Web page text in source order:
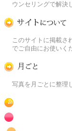
ウンセリングで解決
このサイトに掲載さ
でご自由にお使いく
写真を月ごとに整理
RSS
赤色の花のフリー写真素